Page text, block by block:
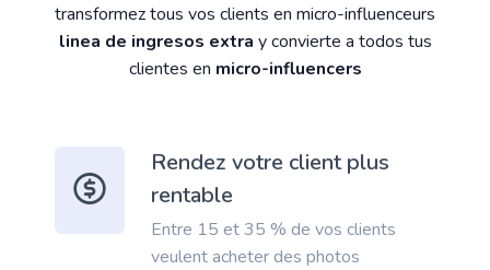
transformez tous vos clients en micro-influenceurs
linea de ingresos extra y convierte a todos tus
clientes en micro-influencers
Rendez votre client plus
rentable
Entre 15 et 35 % de vos clients
veulent acheter des photos